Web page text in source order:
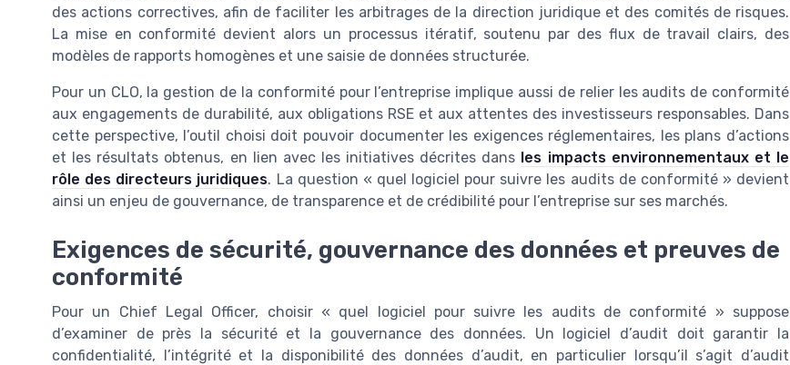
des actions correctives, afin de faciliter les arbitrages de la direction juridique et des comités de risques.
La mise en conformité devient alors un processus itératif, soutenu par des flux de travail clairs, des
modèles de rapports homogènes et une saisie de données structurée.
Pour un CLO, la gestion de la conformité pour l’entreprise implique aussi de relier les audits de conformité
aux engagements de durabilité, aux obligations RSE et aux attentes des investisseurs responsables. Dans
cette perspective, l’outil choisi doit pouvoir documenter les exigences réglementaires, les plans d’actions
et les résultats obtenus, en lien avec les initiatives décrites dans les impacts environnementaux et le
rôle des directeurs juridiques. La question « quel logiciel pour suivre les audits de conformité » devient
ainsi un enjeu de gouvernance, de transparence et de crédibilité pour l’entreprise sur ses marchés.
Exigences de sécurité, gouvernance des données et preuves de
conformité
Pour un Chief Legal Officer, choisir « quel logiciel pour suivre les audits de conformité » suppose
d’examiner de près la sécurité et la gouvernance des données. Un logiciel d’audit doit garantir la
confidentialité, l’intégrité et la disponibilité des données d’audit, en particulier lorsqu’il s’agit d’audit